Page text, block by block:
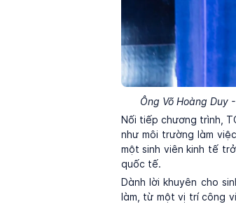
Ông Võ Hoàng Duy
Nối tiếp chương trình,
như môi trường làm
một sinh viên kinh tế
quốc tế.
Dành lời khuyên cho
làm, từ một vị trí công